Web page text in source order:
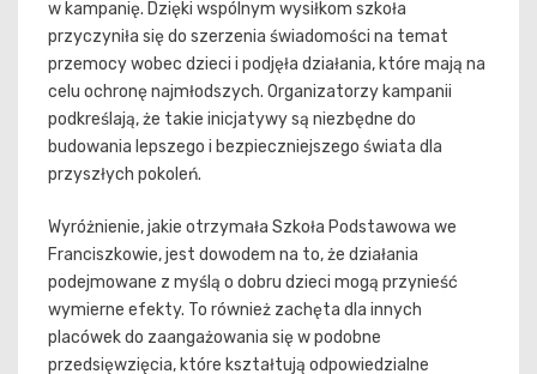
w kampanię. Dzięki wspólnym wysiłkom szkoła
przyczyniła się do szerzenia świadomości na temat
przemocy wobec dzieci i podjęła działania, które mają na
celu ochronę najmłodszych. Organizatorzy kampanii
podkreślają, że takie inicjatywy są niezbędne do
budowania lepszego i bezpieczniejszego świata dla
przyszłych pokoleń.
Wyróżnienie, jakie otrzymała Szkoła Podstawowa we
Franciszkowie, jest dowodem na to, że działania
podejmowane z myślą o dobru dzieci mogą przynieść
wymierne efekty. To również zachęta dla innych
placówek do zaangażowania się w podobne
przedsięwzięcia, które kształtują odpowiedzialne